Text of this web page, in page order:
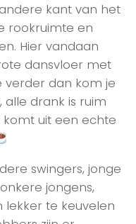
kant van het
rookruimte en
Hier vandaan
dansvloer met
verder dan kom je
drank is ruim
uit een echte
swingers, jonge
jongens,
lekker te keuvelen